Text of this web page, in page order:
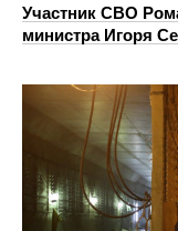
Участник СВО
министра Игоря